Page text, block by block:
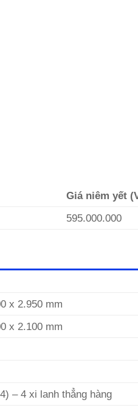
Giá niêm yết
595.000.000
x 2.950 mm
x 2.100 mm
– 4 xi lanh thẳng hàng